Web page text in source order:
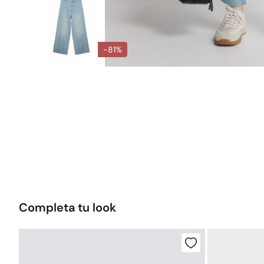
-81%
Completa tu look